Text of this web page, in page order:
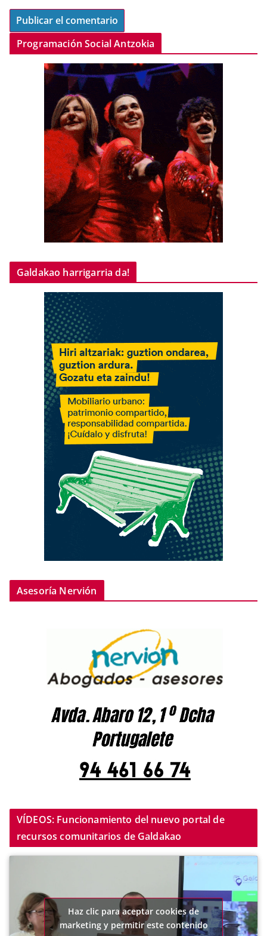
Programación Social Antzokia
Galdakao harrigarria da!
Asesoría Nervión
VÍDEOS: Funcionamiento del nuevo portal de
recursos comunitarios de Galdakao
Haz clic para aceptar cookies de
marketing y permitir este contenido